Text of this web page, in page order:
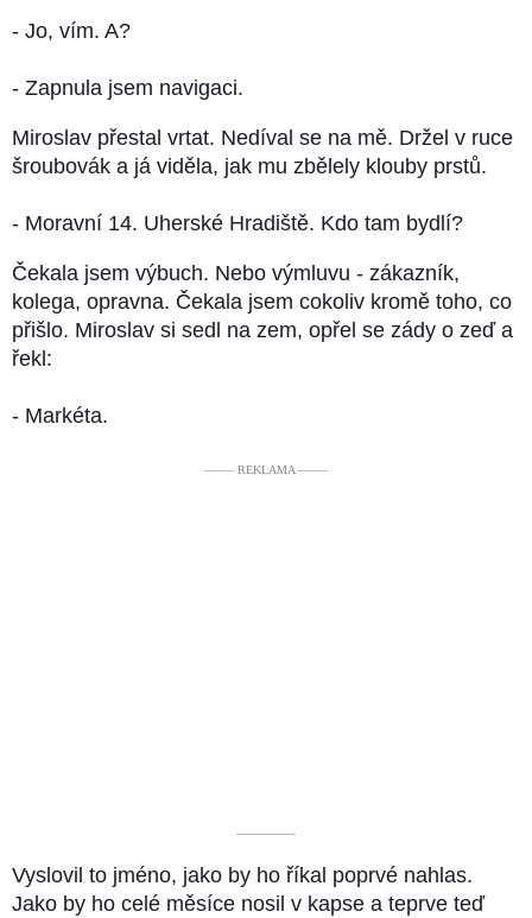
- Jo, vím. A?
- Zapnula jsem navigaci.
Miroslav přestal vrtat. Nedíval se na mě. Držel v ruce
šroubovák a já viděla, jak mu zbělely klouby prstů.
- Moravní 14. Uherské Hradiště. Kdo tam bydlí?
Čekala jsem výbuch. Nebo výmluvu - zákazník,
kolega, opravna. Čekala jsem cokoliv kromě toho, co
přišlo. Miroslav si sedl na zem, opřel se zády o zeď a
řekl:
- Markéta.
––––– REKLAMA –––––
––––––––––
Vyslovil to jméno, jako by ho říkal poprvé nahlas.
Jako by ho celé měsíce nosil v kapse a teprve teď